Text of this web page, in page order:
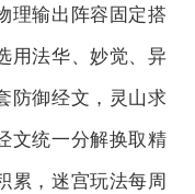
理输出阵容固定搭
用法华、妙觉、异
防御经文，灵山求
文统一分解换取精
累，迷宫玩法每周